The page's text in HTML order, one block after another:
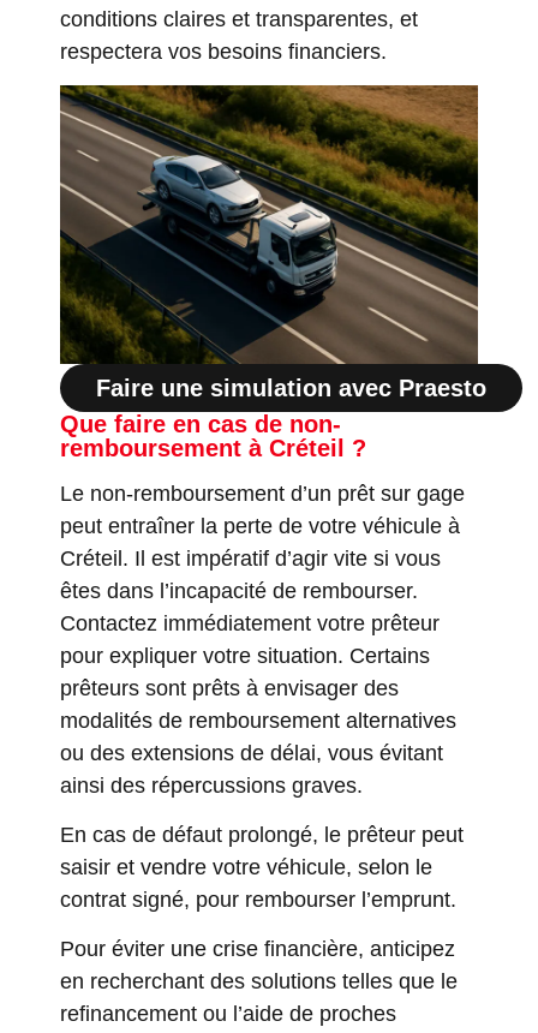
conditions claires et transparentes, et
respectera vos besoins financiers.
Faire une simulation avec Praesto
Que faire en cas de non-
remboursement à Créteil ?
Le non-remboursement d’un prêt sur gage
peut entraîner la perte de votre véhicule à
Créteil. Il est impératif d’agir vite si vous
êtes dans l’incapacité de rembourser.
Contactez immédiatement votre prêteur
pour expliquer votre situation. Certains
prêteurs sont prêts à envisager des
modalités de remboursement alternatives
ou des extensions de délai, vous évitant
ainsi des répercussions graves.
En cas de défaut prolongé, le prêteur peut
saisir et vendre votre véhicule, selon le
contrat signé, pour rembourser l’emprunt.
Pour éviter une crise financière, anticipez
en recherchant des solutions telles que le
refinancement ou l’aide de proches